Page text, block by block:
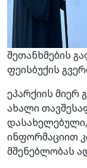
შეთანხმების
ფეისბუქის
ეპარქიის მიერ
ახალი
დასახელებული,
ინფორმაციით
მშენებლობას